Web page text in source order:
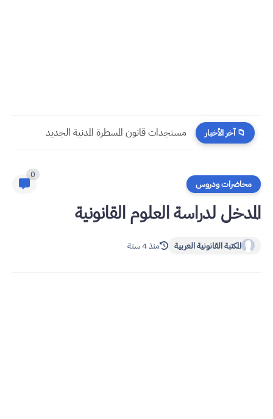
📁 آخر الأخبار
محاضرات ودروس
0
المدخل لدراسة العلوم القانونية
المكتبة القانونية العربية منذ 4 سنة